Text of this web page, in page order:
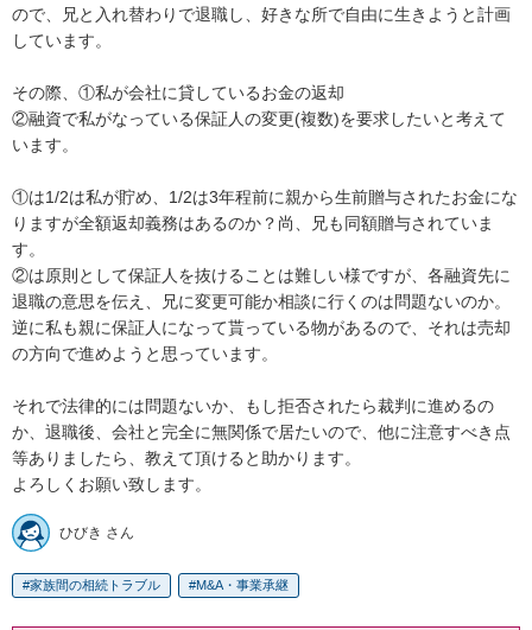
ので、兄と入れ替わりで退職し、好きな所で自由に生きようと計画
しています。
その際、①私が会社に貸しているお金の返却
②融資で私がなっている保証人の変更(複数)を要求したいと考えて
います。
①は1/2は私が貯め、1/2は3年程前に親から生前贈与されたお金にな
りますが全額返却義務はあるのか？尚、兄も同額贈与されていま
す。
②は原則として保証人を抜けることは難しい様ですが、各融資先に
退職の意思を伝え、兄に変更可能か相談に行くのは問題ないのか。
逆に私も親に保証人になって貰っている物があるので、それは売却
の方向で進めようと思っています。
それで法律的には問題ないか、もし拒否されたら裁判に進めるの
か、退職後、会社と完全に無関係で居たいので、他に注意すべき点
等ありましたら、教えて頂けると助かります。
よろしくお願い致します。
ひびき さん
家族間の相続トラブル M&A・事業承継